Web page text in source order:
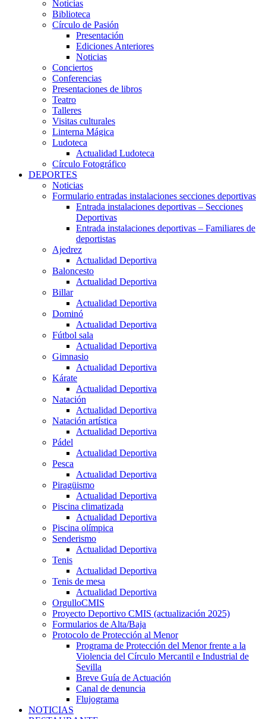
Noticias
Biblioteca
Círculo de Pasión
Presentación
Ediciones Anteriores
Noticias
Conciertos
Conferencias
Presentaciones de libros
Teatro
Talleres
Visitas culturales
Linterna Mágica
Ludoteca
Actualidad Ludoteca
Círculo Fotográfico
DEPORTES
Noticias
Formulario entradas instalaciones secciones deportivas
Entrada instalaciones deportivas – Secciones
Deportivas
Entrada instalaciones deportivas – Familiares de
deportistas
Ajedrez
Actualidad Deportiva
Baloncesto
Actualidad Deportiva
Billar
Actualidad Deportiva
Dominó
Actualidad Deportiva
Fútbol sala
Actualidad Deportiva
Gimnasio
Actualidad Deportiva
Kárate
Actualidad Deportiva
Natación
Actualidad Deportiva
Natación artística
Actualidad Deportiva
Pádel
Actualidad Deportiva
Pesca
Actualidad Deportiva
Piragüismo
Actualidad Deportiva
Piscina climatizada
Actualidad Deportiva
Piscina olímpica
Senderismo
Actualidad Deportiva
Tenis
Actualidad Deportiva
Tenis de mesa
Actualidad Deportiva
OrgulloCMIS
Proyecto Deportivo CMIS (actualización 2025)
Formularios de Alta/Baja
Protocolo de Protección al Menor
Programa de Protección del Menor frente a la
Violencia del Círculo Mercantil e Industrial de
Sevilla
Breve Guía de Actuación
Canal de denuncia
Flujograma
NOTICIAS